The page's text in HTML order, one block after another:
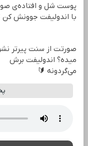
پوست شل و افتاده‌ی
با اندولیفت جوونش کن
صورتت از سنت پیرتر
میده؟ اندولیفت برش
می‌گردونه 🔰